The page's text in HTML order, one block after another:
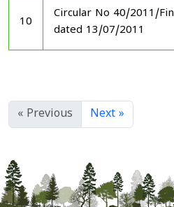
10
Circular No 40/2011/Fin
dated 13/07/2011
« Previous Next »